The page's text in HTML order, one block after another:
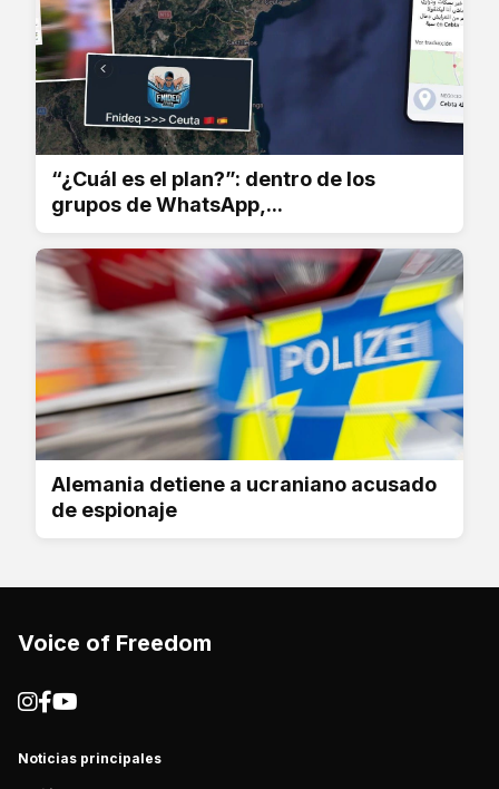
“¿Cuál es el plan?”: dentro de los
grupos de WhatsApp,...
Alemania detiene a ucraniano acusado
de espionaje
Voice of Freedom
Noticias principales